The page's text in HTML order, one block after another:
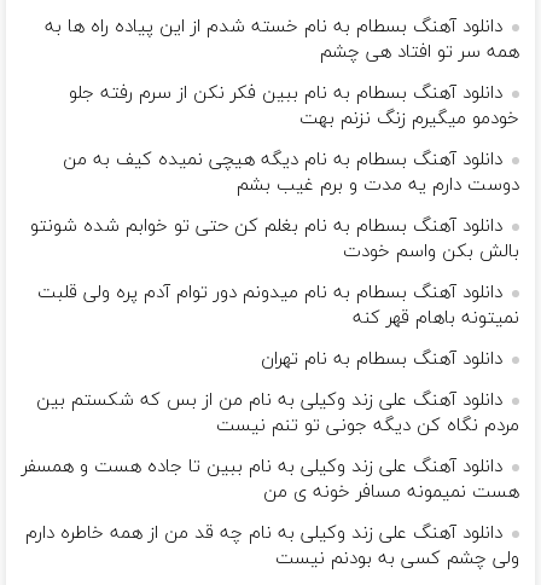
دانلود آهنگ بسطام به نام خسته شدم از این پیاده راه ها به
همه سر تو افتاد هی چشم
دانلود آهنگ بسطام به نام ببین فکر نکن از سرم رفته جلو
خودمو میگیرم زنگ نزنم بهت
دانلود آهنگ بسطام به نام دیگه هیچی نمیده کیف به من
دوست دارم یه مدت و برم غیب بشم
دانلود آهنگ بسطام به نام بغلم کن حتی تو خوابم شده شونتو
بالش بکن واسم خودت
دانلود آهنگ بسطام به نام میدونم دور توام آدم پره ولی قلبت
نمیتونه باهام قهر کنه
دانلود آهنگ بسطام به نام تهران
دانلود آهنگ علی زند وکیلی به نام من از بس كه شكستم بین
مردم نگاه كن دیگه جونى تو تنم نیست
دانلود آهنگ علی زند وکیلی به نام ببین تا جاده هست و همسفر
هست نمیمونه مسافر خونه ی من
دانلود آهنگ علی زند وکیلی به نام چه قد من از همه خاطره دارم
ولی چشم كسی به بودنم نیست